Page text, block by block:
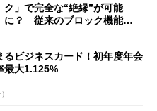
ク」で完全な“絶縁”が可能
に？ 従来のブロック機能と
るビジネスカード！初年度年会
最大1.125%